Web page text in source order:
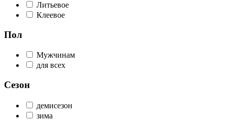
Литьевое
Клеевое
Пол
Мужчинам
для всех
Сезон
демисезон
зима